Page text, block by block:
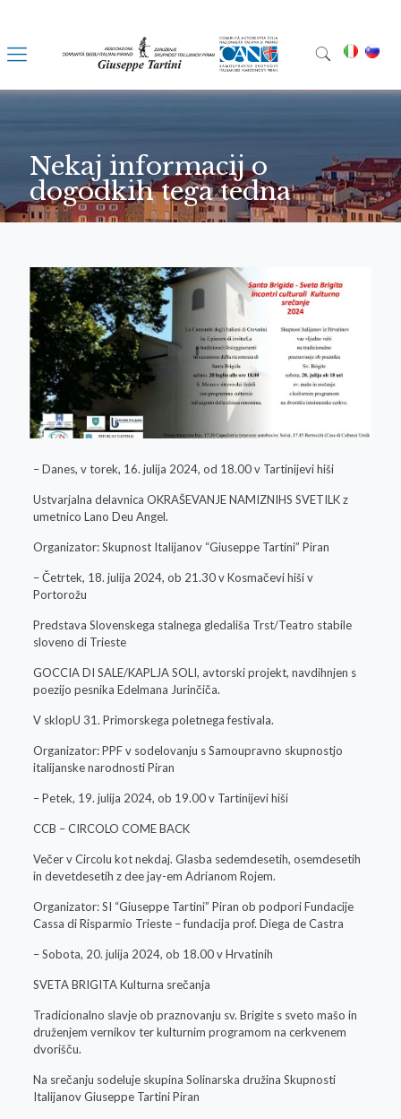
Nekaj informacij o
dogodkih tega tedna
– Danes, v torek, 16. julija 2024, od 18.00 v Tartinijevi hiši
Ustvarjalna delavnica OKRAŠEVANJE NAMIZNIHS SVETILK z
umetnico Lano Deu Angel.
Organizator: Skupnost Italijanov “Giuseppe Tartini” Piran
– Četrtek, 18. julija 2024, ob 21.30 v Kosmačevi hiši v
Portorožu
Predstava Slovenskega stalnega gledališa Trst/Teatro stabile
sloveno di Trieste
GOCCIA DI SALE/KAPLJA SOLI, avtorski projekt, navdihnjen s
poezijo pesnika Edelmana Jurinčiča.
V sklopU 31. Primorskega poletnega festivala.
Organizator: PPF v sodelovanju s Samoupravno skupnostjo
italijanske narodnosti Piran
– Petek, 19. julija 2024, ob 19.00 v Tartinijevi hiši
CCB – CIRCOLO COME BACK
Večer v Circolu kot nekdaj. Glasba sedemdesetih, osemdesetih
in devetdesetih z dee jay-em Adrianom Rojem.
Organizator: SI “Giuseppe Tartini” Piran ob podpori Fundacije
Cassa di Risparmio Trieste – fundacija prof. Diega de Castra
– Sobota, 20. julija 2024, ob 18.00 v Hrvatinih
SVETA BRIGITA Kulturna srečanja
Tradicionalno slavje ob praznovanju sv. Brigite s sveto mašo in
druženjem vernikov ter kulturnim programom na cerkvenem
dvorišču.
Na srečanju sodeluje skupina Solinarska družina Skupnosti
Italijanov Giuseppe Tartini Piran